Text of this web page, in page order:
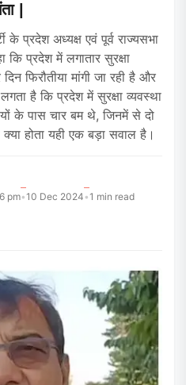
|
के प्रदेश अध्यक्ष एवं पूर्व राज्यसभा
प्रदेश में लगातार सुरक्षा
फिरौतीया मांगी जा रही है और
है कि प्रदेश में सुरक्षा व्यवस्था
के पास चार बम थे, जिनमें से दो
होता यही एक बड़ा सवाल है।
pm•10 Dec 2024•1 min read